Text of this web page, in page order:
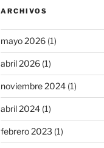
ARCHIVOS
mayo 2026(1)
abril 2026(1)
noviembre 2024(1)
abril 2024(1)
febrero 2023 (1)